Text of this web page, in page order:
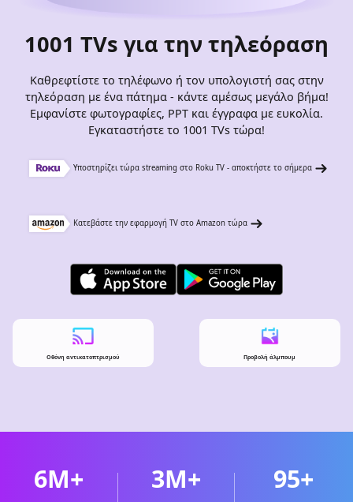
1001 TVs για την τηλεόραση
Καθρεφτίστε το τηλέφωνο ή τον υπολογιστή σας στην
τηλεόραση με ένα πάτημα - κάντε αμέσως μεγάλο βήμα!
Εμφανίστε φωτογραφίες, PPT και έγγραφα με ευκολία.
Εγκαταστήστε το 1001 TVs τώρα!
Υποστηρίζει τώρα streaming στο Roku TV - αποκτήστε το σήμερα
Κατεβάστε την εφαρμογή TV στο Amazon τώρα
Οθόνη αντικατοπτρισμού Προβολή άλμπουμ
6M+ 3M+ 95+